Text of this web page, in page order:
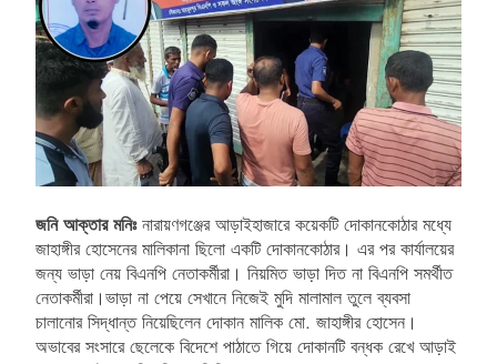
জনি আক্তার মনিঃনারায়ণগঞ্জের আড়াইহাজারে কয়েকটি দোকানকোঠার মধ্যে
জাহাঙ্গীর হোসেনের মালিকানা ছিলো একটি দোকানকোঠার। এর পর কার্যালয়ের
জন্য ভাড়া নেয় বিএনপি নেতাকর্মীরা। নিয়মিত ভাড়া দিত না বিএনপি সমর্থীত
নেতাকর্মীরা।ভাড়া না পেয়ে সেখানে নিজেই মুদি মালামাল তুলে ব্যবসা
চালানোর সিদ্ধান্ত নিয়েছিলেন দোকান মালিক মো. জাহাঙ্গীর হোসেন।
অভাবের সংসারে ছেলেকে বিদেশে পাঠাতে গিয়ে দোকানটি বন্ধক রেখে আড়াই